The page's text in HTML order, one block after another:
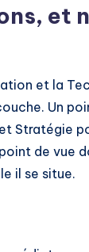
et
et la
Un
Stratégie
de vue
il se situe.